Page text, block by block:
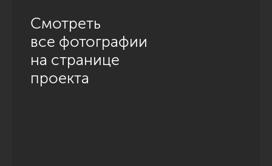
Смотреть
все фотографии
на странице
проекта